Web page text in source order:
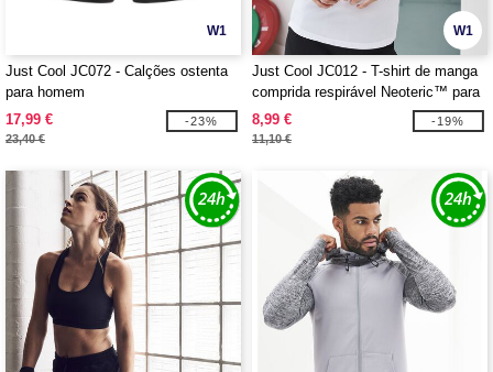
W1
Just Cool JC072 - Calções ostenta
para homem
17,99 €
23,40 €
-23%
W1
Just Cool JC012 - T-shirt de manga
comprida respirável Neoteric™ para
mulher
8,99 €
11,10 €
-19%